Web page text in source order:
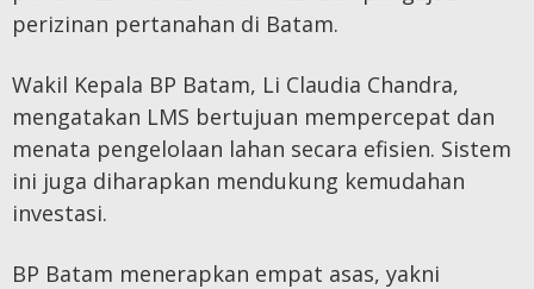
perizinan pertanahan di Batam.
Wakil Kepala BP Batam, Li Claudia Chandra,
mengatakan LMS bertujuan mempercepat dan
menata pengelolaan lahan secara efisien. Sistem
ini juga diharapkan mendukung kemudahan
investasi.
BP Batam menerapkan empat asas, yakni